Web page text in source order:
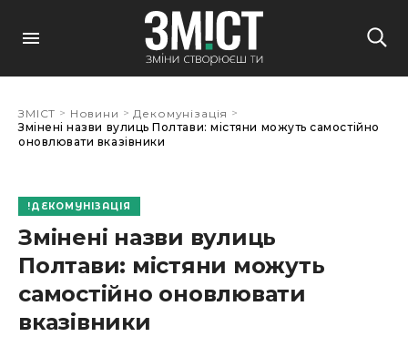
ЗМІСТ > Новини > Декомунізація >
Змінені назви вулиць Полтави: містяни можуть самостійно
оновлювати вказівники
ДЕКОМУНІЗАЦІЯ
Змінені назви вулиць
Полтави: містяни можуть
самостійно оновлювати
вказівники